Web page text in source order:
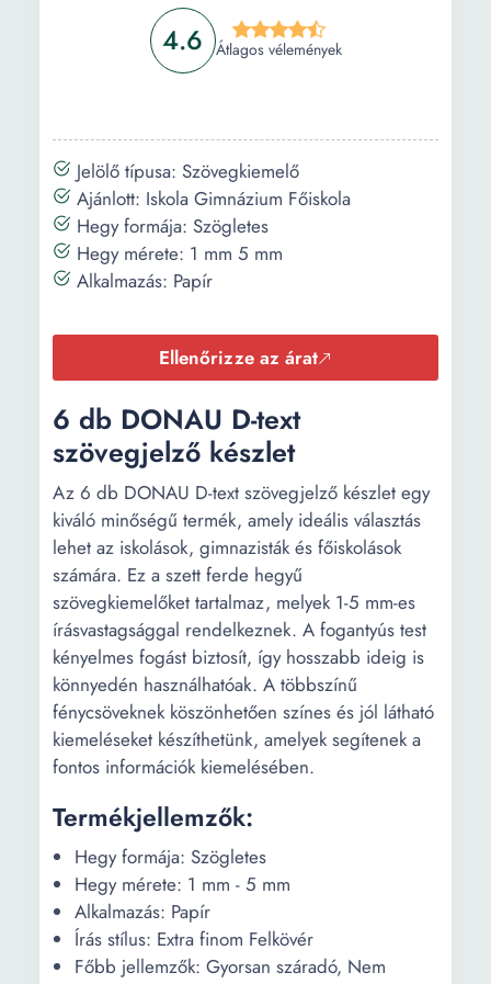
4.6 Átlagos vélemények
Jelölő típusa: Szövegkiemelő
Ajánlott: Iskola Gimnázium Főiskola
Hegy formája: Szögletes
Hegy mérete: 1 mm 5 mm
Alkalmazás: Papír
Ellenőrizze az árat
6 db DONAU D-text
szövegjelző készlet
Az 6 db DONAU D-text szövegjelző készlet egy
kiváló minőségű termék, amely ideális választás
lehet az iskolások, gimnazisták és főiskolások
számára. Ez a szett ferde hegyű
szövegkiemelőket tartalmaz, melyek 1-5 mm-es
írásvastagsággal rendelkeznek. A fogantyús test
kényelmes fogást biztosít, így hosszabb ideig is
könnyedén használhatóak. A többszínű
fénycsöveknek köszönhetően színes és jól látható
kiemeléseket készíthetünk, amelyek segítenek a
fontos információk kiemelésében.
Termékjellemzők:
Hegy formája: Szögletes
Hegy mérete: 1 mm - 5 mm
Alkalmazás: Papír
Írás stílus: Extra finom Felkövér
Főbb jellemzők: Gyorsan száradó, Nem